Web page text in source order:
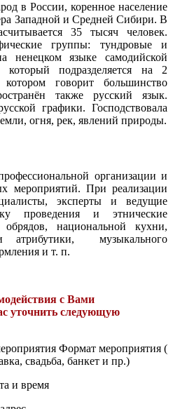
в России, коренное население
Западной и Средней Сибири. В
35 тысяч человек.
группы: тундровые и
ненецком языке самодийской
подразделяется на 2
говорит большинство
также русский язык.
графики. Господствовала
огня, рек, явлений природы.
организации и
мероприятий. При реализации
эксперты и ведущие
проведения и этнические
национальной кухни,
атрибутики, музыкального
и т. п.
с Вами
уточнить следующую
Формат мероприятия (
свадьба, банкет и пр.)
и время